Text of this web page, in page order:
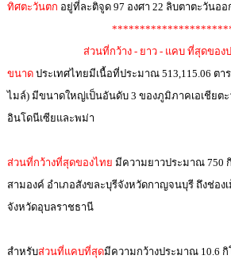
ทิศตะวันตก อยู่ที่ละติจูด 97 องศา 22 ลิบตาตะวันออ
ส่วนที่กว้าง - ยาว - แคบ ที่สุดของ
ขนาดประเทศไทยมีเนื้อที่ประมาณ 513,115.06 ตาร
ไมล์) มีขนาดใหญ่เป็นอันดับ 3 ของภูมิภาคเอเชียตะ
อินโดนีเซียและพม่า
ส่วนที่กว้างที่สุดของไทย มีความยาวประมาณ 750
สามองค์ อำเภอสังขละบุรีจังหวัดกาญจนบุรี ถึงช่อง
จังหวัดอุบลราชธานี
สำหรับส่วนที่แคบที่สุดมีความกว้างประมาณ 10.6 กิ